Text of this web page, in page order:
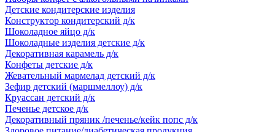
Детские кондитерские изделия
Конструктор кондитерский д/к
Шоколадное яйцо д/к
Шоколадные изделия детские д/к
Декоративная карамель д/к
Конфеты детские д/к
Жевательный мармелад детский д/к
Зефир детский (маршмеллоу) д/к
Круассан детский д/к
Печенье детское д/к
Декоративный пряник /печенье/кейк попс д/к